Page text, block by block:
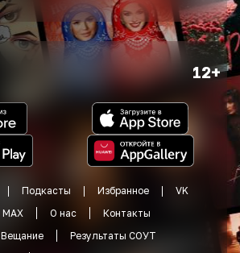
12+
Подкасты Избранное
VK
MAX О нас
Контакты
Вещание
Результаты СОУТ